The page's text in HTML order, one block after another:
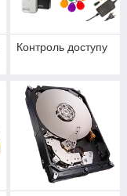
Контроль доступу